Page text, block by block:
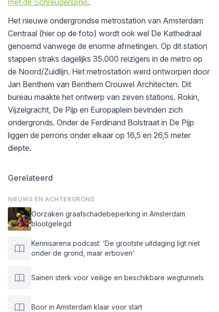
met de Schreudersprijs.
Het nieuwe ondergrondse metrostation van Amsterdam
Centraal (hier op de foto) wordt ook wel De Kathedraal
genoemd vanwege de enorme afmetingen. Op dit station
stappen straks dagelijks 35.000 reizigers in de metro op
de Noord/Zuidlijn. Het metrostation werd ontworpen door
Jan Benthem van Benthem Crouwel Architecten. Dit
bureau maakte het ontwerp van zeven stations. Rokin,
Vijzelgracht, De Pijp en Europaplein bevinden zich
ondergronds. Onder de Ferdinand Bolstraat in De Pijp
liggen de perrons onder elkaar op 16,5 en 26,5 meter
diepte.
Gerelateerd
NIEUWS EN ACHTERGROND
Oorzaken graafschadebeperking in Amsterdam
blootgelegd
Kennisarena podcast: ‘De grootste uitdaging ligt niet
onder de grond, maar erboven’
Samen sterk voor veilige en beschikbare wegtunnels
Boor in Amsterdam klaar voor start